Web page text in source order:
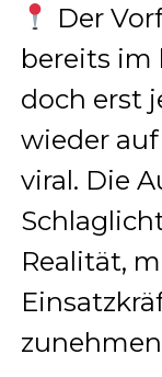
Der
bereits im
doch erst
wieder
viral. Die
Realität,